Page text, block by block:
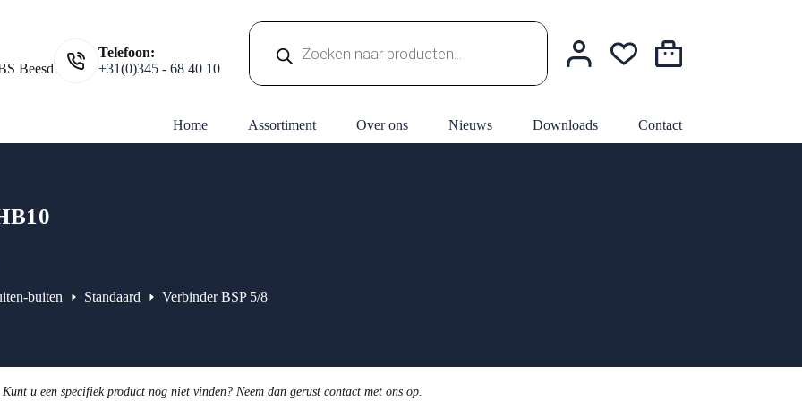
Beesd
Telefoon:
+31(0)345 - 68 40 10
zoeken
Winkelwagen
Home Assortiment Over ons Nieuws Downloads Contact
buiten Standaard Verbinder BSP 5/8
u een specifiek product nog niet vinden? Neem dan gerust contact met ons op.